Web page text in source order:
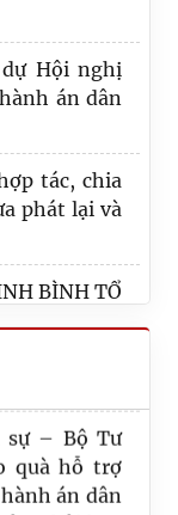
Hội nghị
án dân
tác, chia
phát lại và
BÌNH TỔ
- THÔNG
hành nghề
ngày
theo dõi
- THADS
rõ nét
gia về pháp
sự – Bộ Tư
quà hỗ trợ
án dân
bởi bão